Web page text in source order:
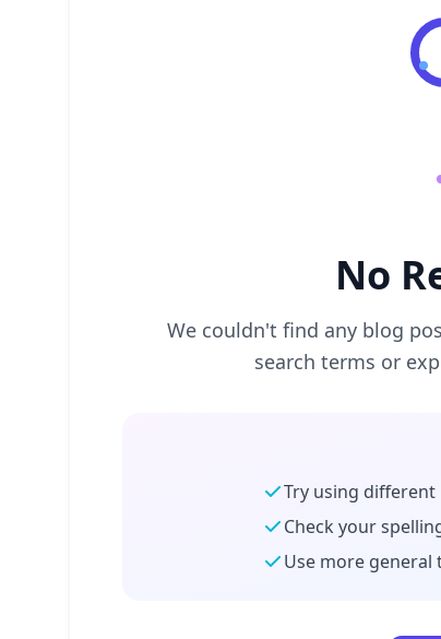
No
We couldn't find any blog
search terms or
Try using different
Check your
Use more general